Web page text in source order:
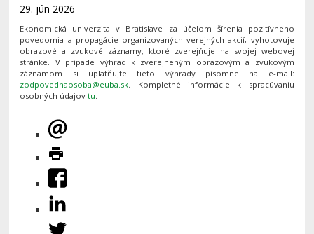
29. jún 2026
Ekonomická univerzita v Bratislave za účelom šírenia pozitívneho
povedomia a propagácie organizovaných verejných akcií, vyhotovuje
obrazové a zvukové záznamy, ktoré zverejňuje na svojej webovej
stránke. V prípade výhrad k zverejneným obrazovým a zvukovým
záznamom si uplatňujte tieto výhrady písomne na e-mail:
. Kompletné informácie k spracúvaniu
osobných údajovtu.